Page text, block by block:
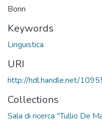
Bonn
Keywords
Linguistica
URI
http://hdl.handle.net/
Collections
Sala di ricerca "Tullio De